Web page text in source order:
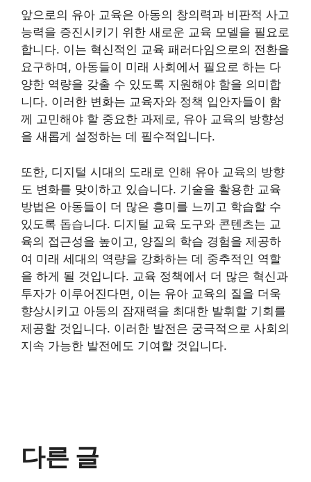
앞으로의 유아 교육은 아동의 창의력과 비판적 사고
능력을 증진시키기 위한 새로운 교육 모델을 필요로
합니다. 이는 혁신적인 교육 패러다임으로의 전환을
요구하며, 아동들이 미래 사회에서 필요로 하는 다
양한 역량을 갖출 수 있도록 지원해야 함을 의미합
니다. 이러한 변화는 교육자와 정책 입안자들이 함
께 고민해야 할 중요한 과제로, 유아 교육의 방향성
을 새롭게 설정하는 데 필수적입니다.
또한, 디지털 시대의 도래로 인해 유아 교육의 방향
도 변화를 맞이하고 있습니다. 기술을 활용한 교육
방법은 아동들이 더 많은 흥미를 느끼고 학습할 수
있도록 돕습니다. 디지털 교육 도구와 콘텐츠는 교
육의 접근성을 높이고, 양질의 학습 경험을 제공하
여 미래 세대의 역량을 강화하는 데 중추적인 역할
을 하게 될 것입니다. 교육 정책에서 더 많은 혁신과
투자가 이루어진다면, 이는 유아 교육의 질을 더욱
향상시키고 아동의 잠재력을 최대한 발휘할 기회를
제공할 것입니다. 이러한 발전은 궁극적으로 사회의
지속 가능한 발전에도 기여할 것입니다.
다른 글